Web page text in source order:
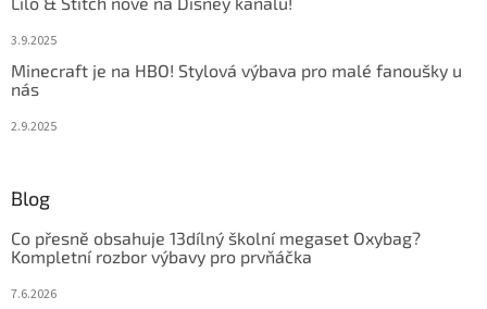
3.9.2025
Minecraft je na HBO! Stylová výbava pro malé fanoušky u
nás
2.9.2025
Blog
Co přesně obsahuje 13dílný školní megaset Oxybag?
Kompletní rozbor výbavy pro prvňáčka
7.6.2026